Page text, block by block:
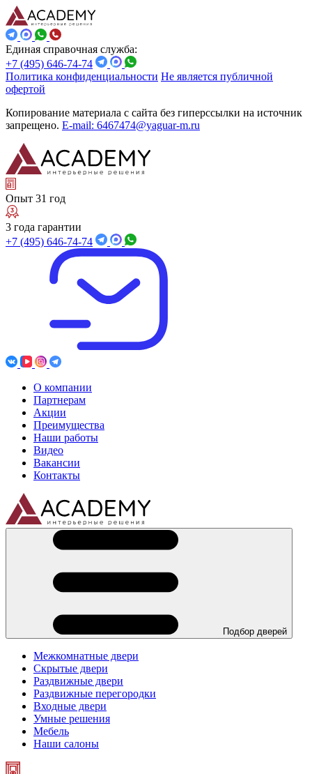
Единая справочная служба:
+7 (495) 646-74-74
Политика конфиденциальности Не является публичной
офертой
Копирование материала с сайта без гиперссылки на источник
запрещено. E-mail: 6467474@yaguar-m.ru
Опыт 31 год
3 года гарантии
+7 (495) 646-74-74
О компании
Партнерам
Акции
Преимущества
Наши работы
Видео
Вакансии
Контакты
Подбор дверей
Межкомнатные двери
Скрытые двери
Раздвижные двери
Раздвижные перегородки
Входные двери
Умные решения
Мебель
Наши салоны